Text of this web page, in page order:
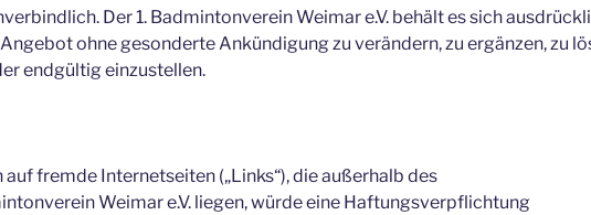
Der 1. Badmintonverein Weimar e.V. behält es sich
ohne gesonderte Ankündigung zu verändern, zu ergänzen, zu
endgültig einzustellen.
fremde Internetseiten („Links“), die außerhalb des
Weimar e.V. liegen, würde eine Haftungsverpflichtung